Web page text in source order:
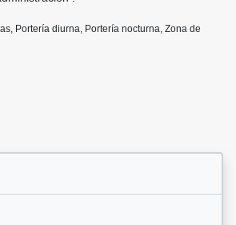
Porterí­a diurna, Portería nocturna, Zona de